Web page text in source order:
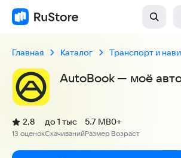
Главная Каталог Транспорт и
AutoBook — моё
Рейтинг:
2,8
(
13 оценок
)
Скачиваний
до 1 тыс
Размер
5.7 MB
Возраст
0+